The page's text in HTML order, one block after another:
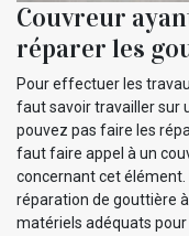
Couvreur
réparer les
Pour effectuer les
faut savoir travailler sur
pouvez pas faire les
faut faire appel à un
concernant cet élément.
réparation de gouttière
matériels adéquats